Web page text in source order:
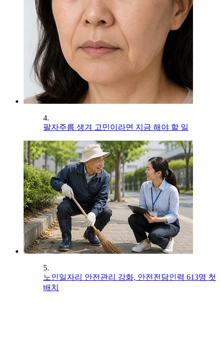
4.
팔자주름 생겨 고민이라면 지금 해야 할 일
5.
노인일자리 안전관리 강화, 안전전담인력 613명 첫
배치